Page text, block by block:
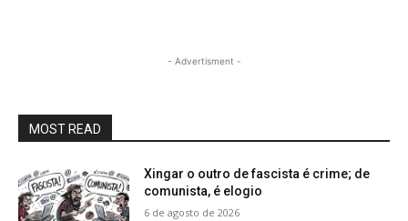
- Advertisment -
MOST READ
Xingar o outro de fascista é crime; de
comunista, é elogio
6 de agosto de 2026